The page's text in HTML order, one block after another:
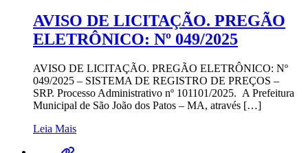
AVISO DE LICITAÇÃO. PREGÃO
ELETRÔNICO: Nº 049/2025
AVISO DE LICITAÇÃO. PREGÃO ELETRÔNICO: Nº
049/2025 – SISTEMA DE REGISTRO DE PREÇOS –
SRP. Processo Administrativo nº 101101/2025. A Prefeitura
Municipal de São João dos Patos – MA, através […]
Leia Mais